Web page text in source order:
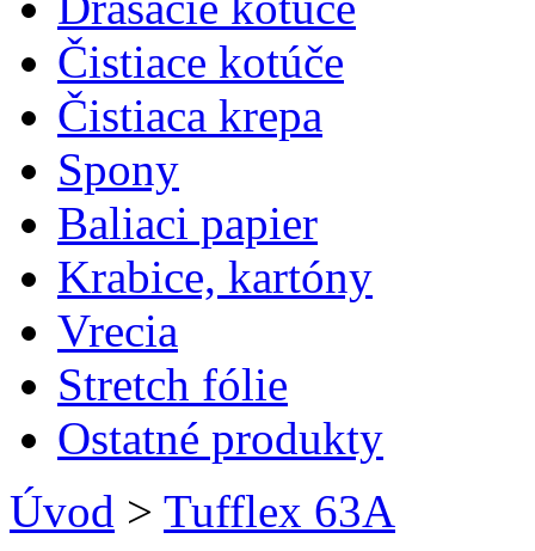
Čistiace kotúče
Čistiaca krepa
Spony
Baliaci papier
Krabice, kartóny
Vrecia
Stretch fólie
Ostatné produkty
Úvod > Tufflex 63A